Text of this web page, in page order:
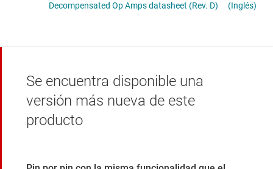
Decompensated Op Amps datasheet (Rev. D)
(Inglés)
Se encuentra disponible una
versión más nueva de este
producto